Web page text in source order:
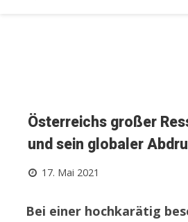
Österreichs großer
und sein globaler
17. Mai 2021
Bei einer hochkarätig